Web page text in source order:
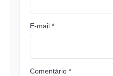
E-mail *
Comentário *